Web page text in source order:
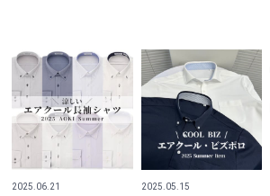
2025.06.21
2025.05.15